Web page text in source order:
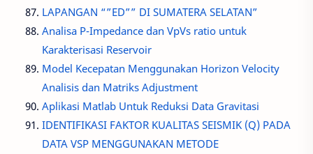
LAPANGAN “”ED”” DI SUMATERA SELATAN”
Analisa P-Impedance dan VpVs ratio untuk
Karakterisasi Reservoir
Model Kecepatan Menggunakan Horizon Velocity
Analisis dan Matriks Adjustment
Aplikasi Matlab Untuk Reduksi Data Gravitasi
IDENTIFIKASI FAKTOR KUALITAS SEISMIK (Q) PADA
DATA VSP MENGGUNAKAN METODE